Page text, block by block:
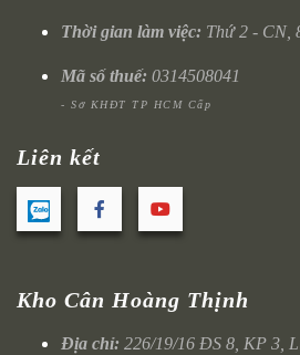
Thời gian làm việc: Thứ 2 - CN,
Mã số thuế: 0314508041
- Sở KHĐT TP HCM Cấp
Liên kết
Kho Cân Hoàng Thịnh
Địa chỉ: 226/19/16 ĐS 8, KP 3,